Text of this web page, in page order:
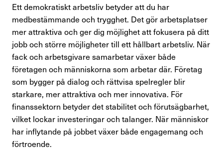
Remissvar
Demokratifrågor
Nationella samarbeten
Internationellt arbete
Förtroendevald
Ett demokratiskt arbetsliv betyder att du har
medbestämmande och trygghet. Det gör arbetsplatser
mer attraktiva och ger dig möjlighet att fokusera på ditt
jobb och större möjligheter till ett hållbart arbetsliv. När
fack och arbetsgivare samarbetar växer både
företagen och människorna som arbetar där. Företag
som bygger på dialog och rättvisa spelregler blir
starkare, mer attraktiva och mer innovativa. För
finanssektorn betyder det stabilitet och förutsägbarhet,
vilket lockar investeringar och talanger. När människor
har inflytande på jobbet växer både engagemang och
förtroende.